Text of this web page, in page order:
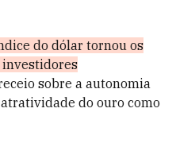
do dólar tornou os
sobre a autonomia
do ouro como